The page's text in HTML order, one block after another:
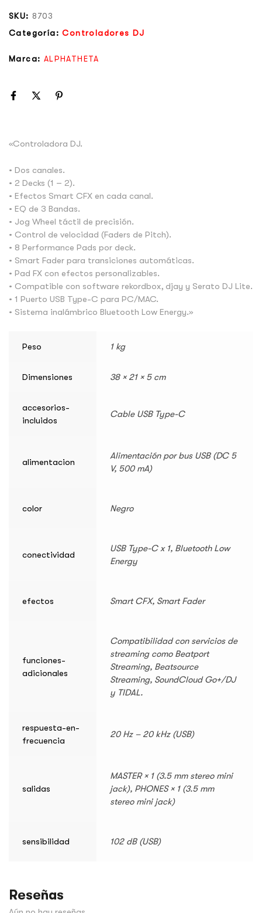
SKU: 8703
Categoría:Controladores DJ
Marca: ALPHATHETA
«Controladora DJ.
• Dos canales.
• 2 Decks (1 – 2).
• Efectos Smart CFX en cada canal.
• EQ de 3 Bandas.
• Jog Wheel táctil de precisión.
• Control de velocidad (Faders de Pitch).
• 8 Performance Pads por deck.
• Smart Fader para transiciones automáticas.
• Pad FX con efectos personalizables.
• Compatible con software rekordbox, djay y Serato DJ Lite.
• 1 Puerto USB Type-C para PC/MAC.
• Sistema inalámbrico Bluetooth Low Energy.»
Peso 1 kg
Dimensiones 38 × 21 × 5 cm
accesorios-
incluidos
Cable USB Type-C
alimentacion
Alimentación por bus USB (DC 5
V, 500 mA)
color Negro
conectividad
USB Type-C x 1, Bluetooth Low
Energy
efectos Smart CFX, Smart Fader
funciones-
adicionales
Compatibilidad con servicios de
streaming como Beatport
Streaming, Beatsource
Streaming, SoundCloud Go+/DJ
y TIDAL.
respuesta-en-
frecuencia
20 Hz – 20 kHz (USB)
salidas
MASTER × 1 (3.5 mm stereo mini
jack), PHONES × 1 (3.5 mm
stereo mini jack)
sensibilidad 102 dB (USB)
Reseñas